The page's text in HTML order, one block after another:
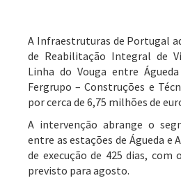
A Infraestruturas de Portugal
de Reabilitação Integral de
Linha do Vouga entre
Fergrupo – Construções e
por cerca de 6,75 milhões de
A intervenção abrange o
entre as estações de Águeda e
de execução de 425 dias,
previsto para agosto.